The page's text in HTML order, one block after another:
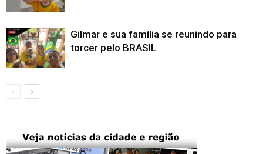
Gilmar e sua família se reunindo para
torcer pelo BRASIL